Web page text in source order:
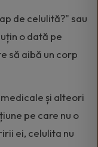
de celulită?" sau
o dată pe
să aibă un corp
și alteori
pe care nu o
ei, celulita nu